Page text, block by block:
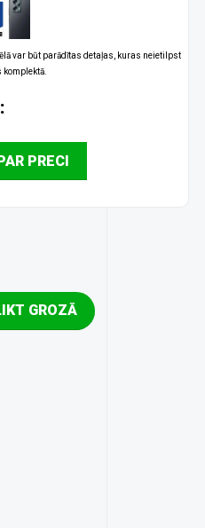
var būt parādītas detaļas, kuras neietilpst
komplektā.
PRECI
GROZĀ